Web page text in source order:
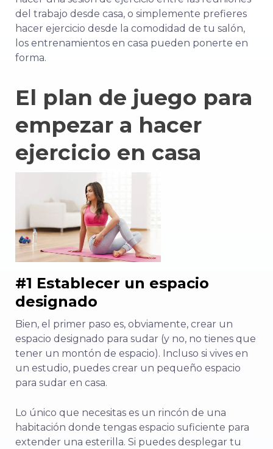
del trabajo desde casa, o simplemente prefieres
hacer ejercicio desde la comodidad de tu salón,
los entrenamientos en casa pueden ponerte en
forma.
El plan de juego para
empezar a hacer
ejercicio en casa
#1 Establecer un espacio
designado
Bien, el primer paso es, obviamente, crear un
espacio designado para sudar (y no, no tienes que
tener un montón de espacio). Incluso si vives en
un estudio, puedes crear un pequeño espacio
para sudar en casa.
Lo único que necesitas es un rincón de una
habitación donde tengas espacio suficiente para
extender una esterilla. Si puedes desplegar tu